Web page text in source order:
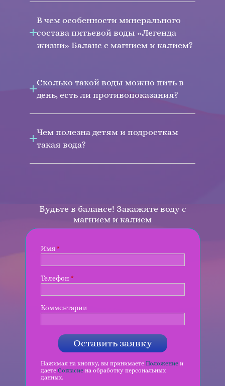
В чем особенности минерального
состава питьевой воды «Легенда
жизни» Баланс с магнием и калием?
Сколько такой воды можно пить в
день, есть ли противопоказания?
Чем полезна детям и подросткам
такая вода?
Будьте в балансе! Закажите воду с
магнием и калием
Имя *
Телефон *
Комментарии
Оставить заявку
Нажимая на кнопку, вы принимаете Положениеи
даете Согласиена обработку персональных
данных.